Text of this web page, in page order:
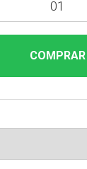
COMPRAR